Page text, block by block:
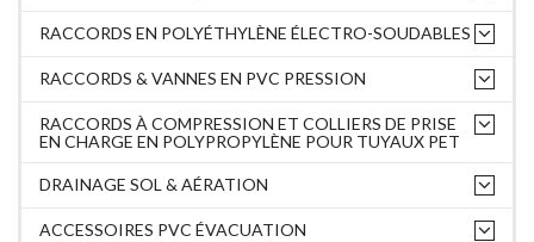
RACCORDS EN POLYÉTHYLÈNE ÉLECTRO-SOUDABLES
RACCORDS & VANNES EN PVC PRESSION
RACCORDS À COMPRESSION ET COLLIERS DE PRISE
EN CHARGE EN POLYPROPYLÈNE POUR TUYAUX PET
DRAINAGE SOL & AÉRATION
ACCESSOIRES PVC ÉVACUATION